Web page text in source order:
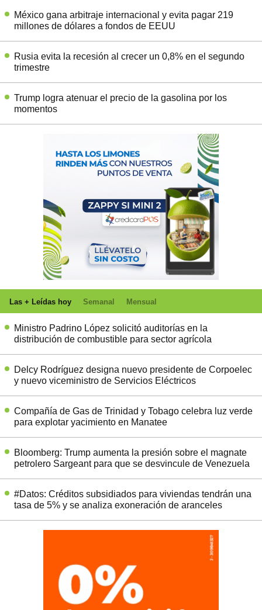
México gana arbitraje internacional y evita pagar 219
millones de dólares a fondos de EEUU
Rusia evita la recesión al crecer un 0,8% en el segundo
trimestre
Trump logra atenuar el precio de la gasolina por los
momentos
Las + Leídas hoy Semanal Mensual
Ministro Padrino López solicitó auditorías en la
distribución de combustible para sector agrícola
Delcy Rodríguez designa nuevo presidente de Corpoelec
y nuevo viceministro de Servicios Eléctricos
Compañía de Gas de Trinidad y Tobago celebra luz verde
para explotar yacimiento en Manatee
Bloomberg: Trump aumenta la presión sobre el magnate
petrolero Sargeant para que se desvincule de Venezuela
#Datos: Créditos subsidiados para viviendas tendrán una
tasa de 5% y se analiza exoneración de aranceles